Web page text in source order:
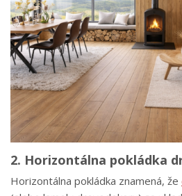
2. Horizontálna pokládka
Horizontálna pokládka znamená, že